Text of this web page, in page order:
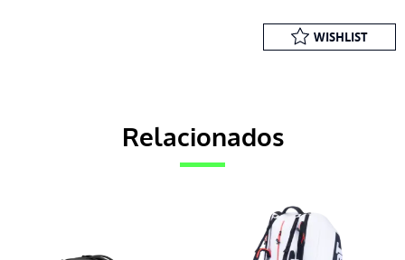
WISHLIST
Relacionados